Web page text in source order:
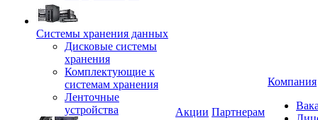
Системы хранения данных
Дисковые системы
хранения
Комплектующие к
системам хранения
Ленточные
устройства
Акции Партнерам
Компания